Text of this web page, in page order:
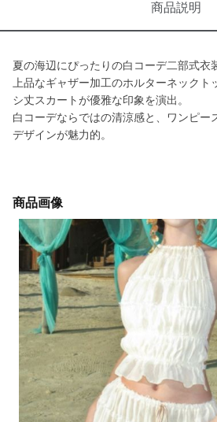
商品説明
夏の海辺にぴったりの白コーデ二部式衣
上品なギャザー加工のホルターネック
シ丈スカートが優雅な印象を演出。
白コーデならではの清涼感と、ワンピー
デザインが魅力的。
商品画像